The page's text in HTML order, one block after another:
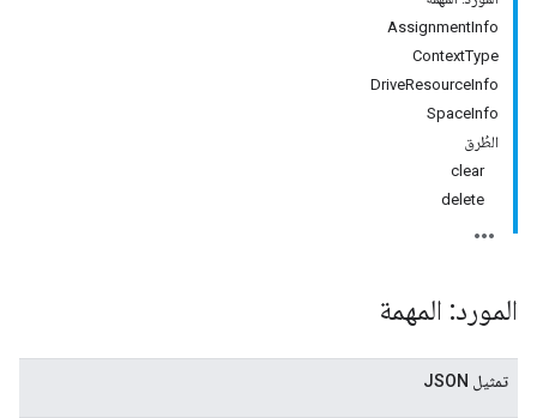
AssignmentInfo
ContextType
DriveResourceInfo
SpaceInfo
الطُرق
clear
delete
المورد: المهمة
تمثيل JSON